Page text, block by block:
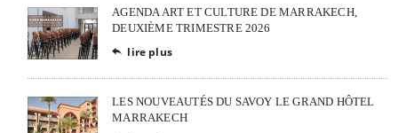
AGENDA ART ET CULTURE DE MARRAKECH,
DEUXIÈME TRIMESTRE 2026
 lire plus
LES NOUVEAUTÉS DU SAVOY LE GRAND HÔTEL
MARRAKECH